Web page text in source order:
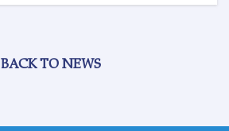
BACK TO NEWS